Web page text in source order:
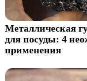
Металлическая
для посуды: 4
применения